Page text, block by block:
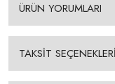
ÜRÜN YORUMLARI
TAKSİT SEÇENEKLERİ